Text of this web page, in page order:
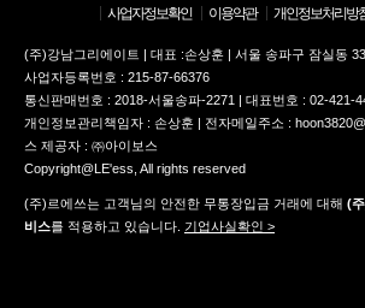
사업자정보확인 이용약관 개인정보처리방
(주)강남그리에이트 | 대표 :손상훈 | 서울 송파구 잠실동
사업자등록번호 : 215-87-66376
통신판매번호 : 2018-서울송파-2271 | 대표번호 : 02-421-
개인정보관리책임자 : 손상훈 | 전자메일주소 :
스 제공자 : ㈜아이보스
Copyright@LE'ess, All rights reserved
(주)르에쓰는 고객님의 안전한 무통장입금 거래에 대해 (
비스를 적용하고 있습니다. 기업사실확인 >